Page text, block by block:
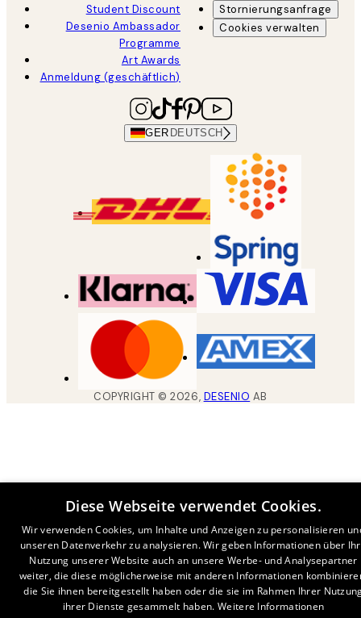
Student Discount
Desenio Ambassador
Programme
Art Awards
Anmeldung (geschäftlich)
Stornierungsanfrage
Cookies verwalten
GER DEUTSCH
COPYRIGHT ©2026, DESENIO AB
Diese Webseite verwendet Cookies.
Wir verwenden Cookies, um Inhalte und Anzeigen zu personalisieren
unseren Datenverkehr zu analysieren. Wir geben Informationen über
Nutzung unserer Website auch an unsere Werbe- und Analysepartner
weiter, die diese möglicherweise mit anderen Informationen
die Sie ihnen bereitgestellt haben oder die sie im Rahmen Ihrer
ihrer Dienste gesammelt haben. Weitere Informationen